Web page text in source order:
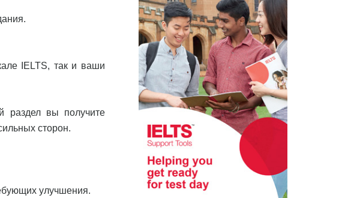
IELTS, так и ваши
раздел вы получите
сторон.
улучшения.